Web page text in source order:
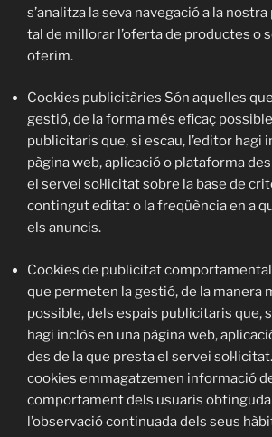
s’analitza la seva navegació a la
tal de millorar l’oferta de productes o
oferim.
Cookies publicitàries Són aquelles
gestió, de la forma més eficaç
publicitaris que, si escau, l’editor hagi
pàgina web, aplicació o plataforma
el servei sol·licitat sobre la base de
contingut editat o la freqüència en a
els anuncis.
Cookies de publicitat comportamental
que permeten la gestió, de la manera
possible, dels espais publicitaris que,
hagi inclòs en una pàgina web,
des de la que presta el servei
cookies emmagatzemen informació
comportament dels usuaris obtinguda
l’observació continuada dels seus